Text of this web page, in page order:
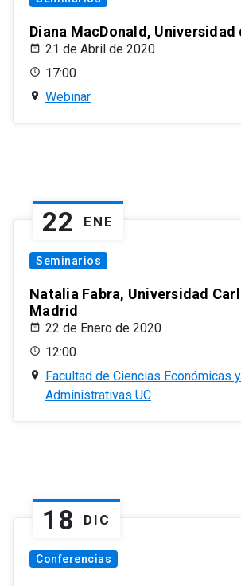
Diana MacDonald, Universidad
21 de Abril de 2020
17:00
Webinar
22 ENE
Seminarios
Natalia Fabra, Universidad
Madrid
22 de Enero de 2020
12:00
Facultad de Ciencias Económicas y
Administrativas UC
18 DIC
Conferencias